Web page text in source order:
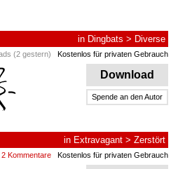
in Dingbats > Diverse
(2 gestern) Kostenlos für privaten Gebrauch
Download
Spende an den Autor
in Extravagant > Zerstört
2 Kommentare Kostenlos für privaten Gebrauch